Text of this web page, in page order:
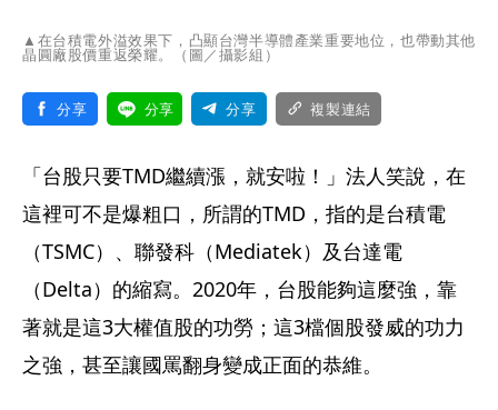
▲在台積電外溢效果下，凸顯台灣半導體產業重要地位，也帶動其他
晶圓廠股價重返榮耀。（圖／攝影組）
分享 分享 分享 複製連結
「台股只要TMD繼續漲，就安啦！」法人笑說，在
這裡可不是爆粗口，所謂的TMD，指的是台積電
（TSMC）、聯發科（Mediatek）及台達電
（Delta）的縮寫。2020年，台股能夠這麼強，靠
著就是這3大權值股的功勞；這3檔個股發威的功力
之強，甚至讓國罵翻身變成正面的恭維。